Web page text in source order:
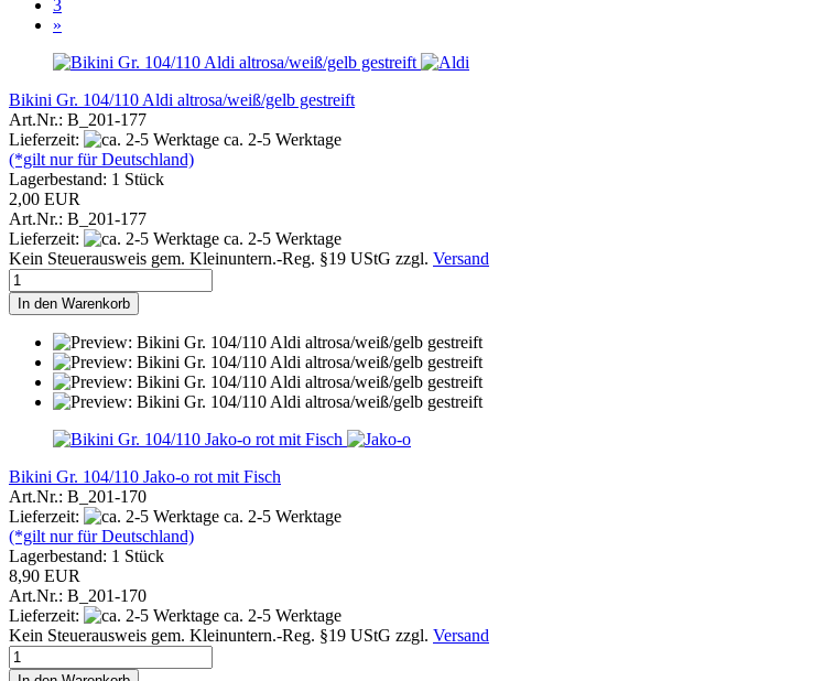
3
»
Bikini Gr. 104/110 Aldi altrosa/weiß/gelb gestreift
Art.Nr.: B_201-177
Lieferzeit:
ca. 2-5 Werktage
(*gilt nur für Deutschland)
Lagerbestand: 1 Stück
2,00 EUR
Art.Nr.: B_201-177
Lieferzeit:
ca. 2-5 Werktage
Kein Steuerausweis gem. Kleinuntern.-Reg. §19 UStG zzgl. Versand
In den Warenkorb
Bikini Gr. 104/110 Jako-o rot mit Fisch
Art.Nr.: B_201-170
Lieferzeit:
ca. 2-5 Werktage
(*gilt nur für Deutschland)
Lagerbestand: 1 Stück
8,90 EUR
Art.Nr.: B_201-170
Lieferzeit:
ca. 2-5 Werktage
Kein Steuerausweis gem. Kleinuntern.-Reg. §19 UStG zzgl. Versand